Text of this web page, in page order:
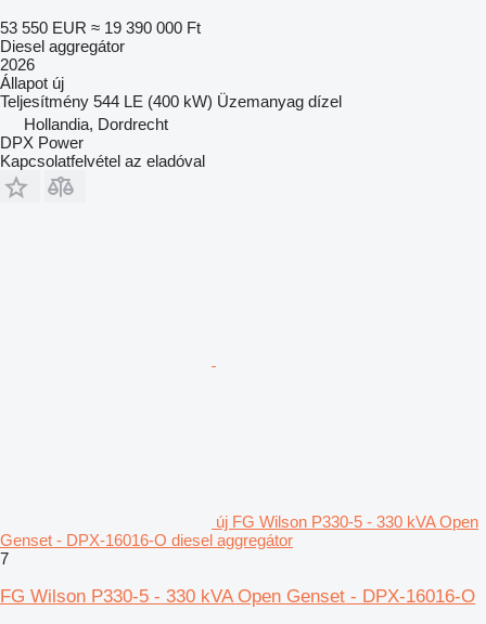
53 550 EUR ≈ 19 390 000 Ft
Diesel aggregátor
2026
Állapot új
Teljesítmény 544 LE (400 kW) Üzemanyag dízel
Hollandia, Dordrecht
DPX Power
Kapcsolatfelvétel az eladóval
új FG Wilson P330-5 - 330 kVA Open
Genset - DPX-16016-O diesel aggregátor
7
FG Wilson P330-5 - 330 kVA Open Genset - DPX-16016-O